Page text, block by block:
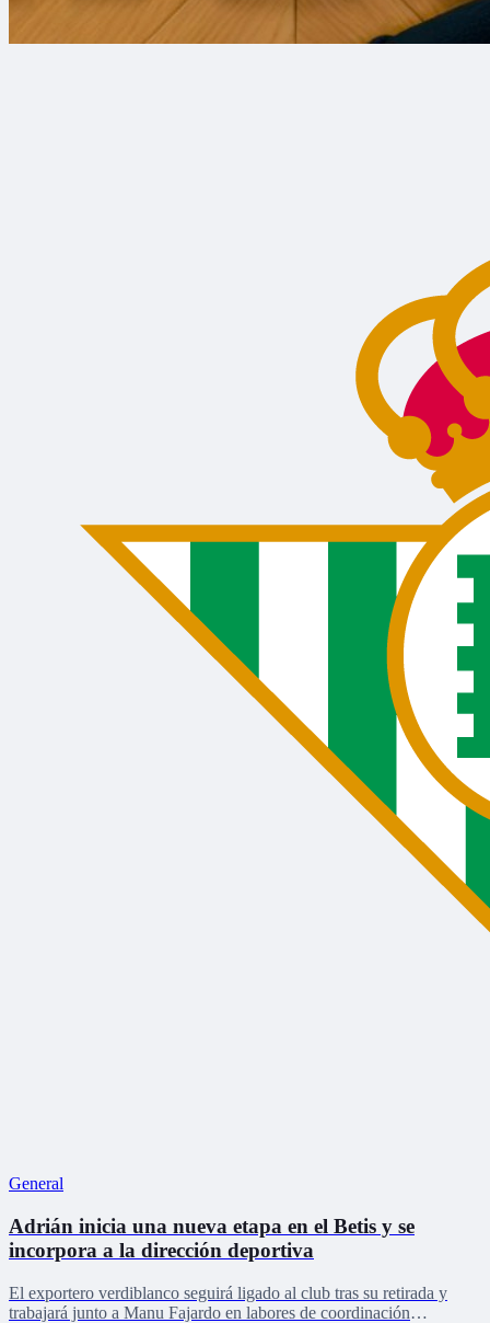
General
Adrián inicia una nueva etapa en el Betis y se
incorpora a la dirección deportiva
El exportero verdiblanco seguirá ligado al club tras su retirada y
trabajará junto a Manu Fajardo en labores de coordinación